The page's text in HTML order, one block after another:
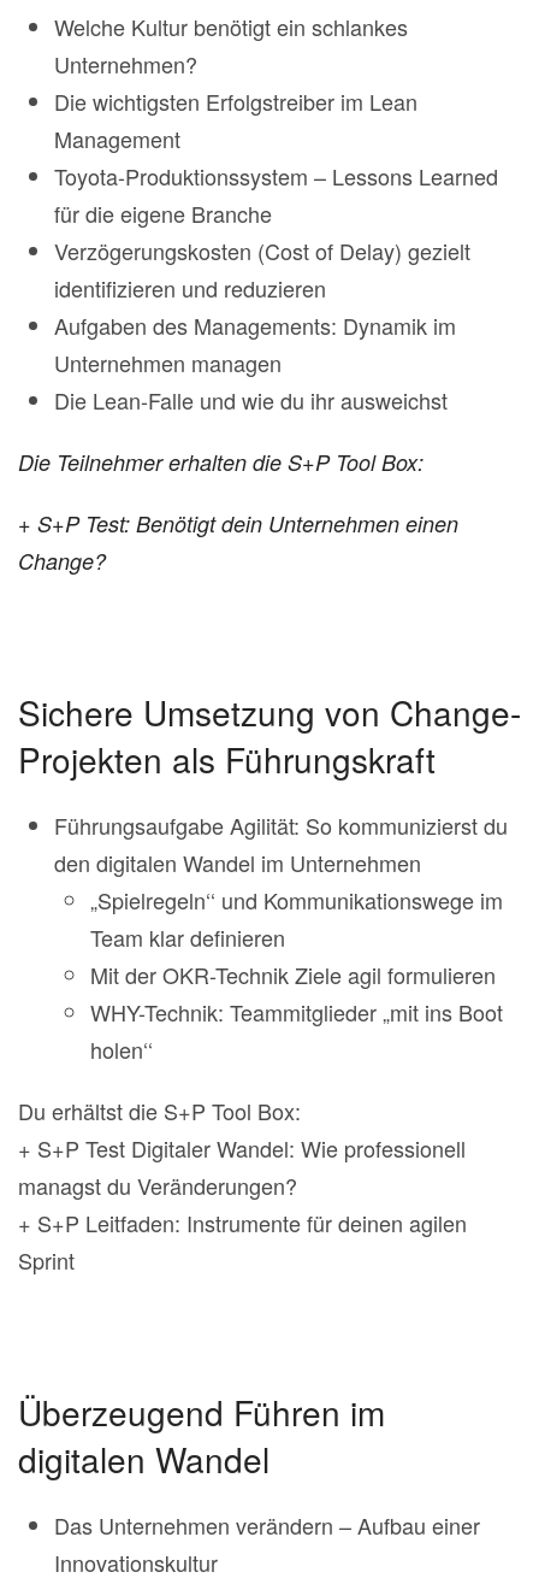
Welche Kultur benötigt ein schlankes
Unternehmen?
Die wichtigsten Erfolgstreiber im Lean
Management
Toyota-Produktionssystem – Lessons Learned
für die eigene Branche
Verzögerungskosten (Cost of Delay) gezielt
identifizieren und reduzieren
Aufgaben des Managements: Dynamik im
Unternehmen managen
Die Lean-Falle und wie du ihr ausweichst
Die Teilnehmer erhalten die S+P Tool Box:
+ S+P Test: Benötigt dein Unternehmen einen
Change?
Sichere Umsetzung von Change-
Projekten als Führungskraft
Führungsaufgabe Agilität: So kommunizierst du
den digitalen Wandel im Unternehmen
„Spielregeln‘‘ und Kommunikationswege im
Team klar definieren
Mit der OKR-Technik Ziele agil formulieren
WHY-Technik: Teammitglieder „mit ins Boot
holen‘‘
Du erhältst die S+P Tool Box:
+ S+P Test Digitaler Wandel: Wie professionell
managst du Veränderungen?
+ S+P Leitfaden: Instrumente für deinen agilen
Sprint
Überzeugend Führen im
digitalen Wandel
Das Unternehmen verändern – Aufbau einer
Innovationskultur